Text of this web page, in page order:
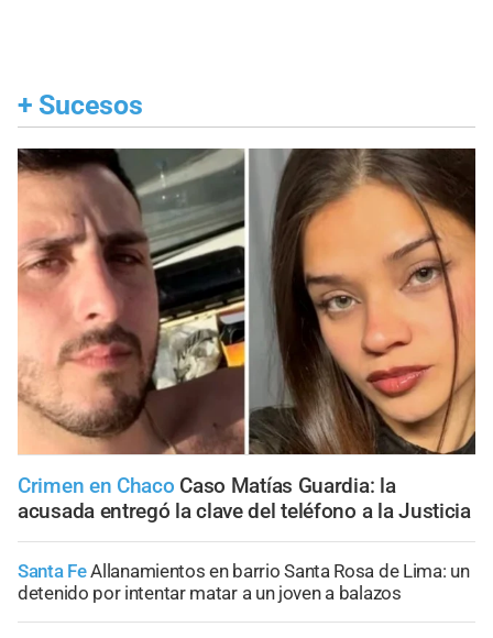
+ Sucesos
Crimen en Chaco Caso Matías Guardia: la
acusada entregó la clave del teléfono a la Justicia
Santa FeAllanamientos en barrio Santa Rosa de Lima: un
detenido por intentar matar a un joven a balazos